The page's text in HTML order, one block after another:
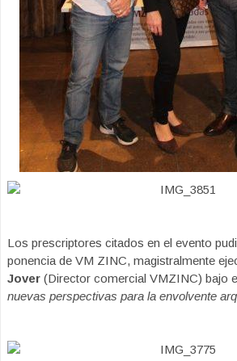
Los prescriptores citados en el evento
ponencia de VM ZINC, magistralmente
Jover (Director comercial VMZINC) bajo
nuevas perspectivas para la envolvente